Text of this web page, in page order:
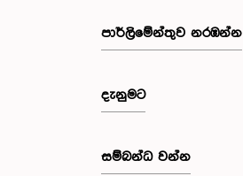
පාර්ලි‌මේන්තුව නරඹන්න
දැනුමට
සම්බන්ධ වන්න